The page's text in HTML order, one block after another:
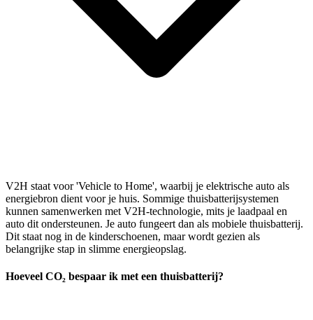
V2H staat voor 'Vehicle to Home', waarbij je elektrische auto als
energiebron dient voor je huis. Sommige thuisbatterijsystemen
kunnen samenwerken met V2H-technologie, mits je laadpaal en
auto dit ondersteunen. Je auto fungeert dan als mobiele thuisbatterij.
Dit staat nog in de kinderschoenen, maar wordt gezien als
belangrijke stap in slimme energieopslag.
Hoeveel CO₂ bespaar ik met een thuisbatterij?